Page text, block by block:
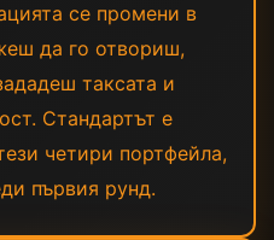
се промени в
да го отвориш,
таксата и
Стандартът е
четири портфейла,
първия рунд.